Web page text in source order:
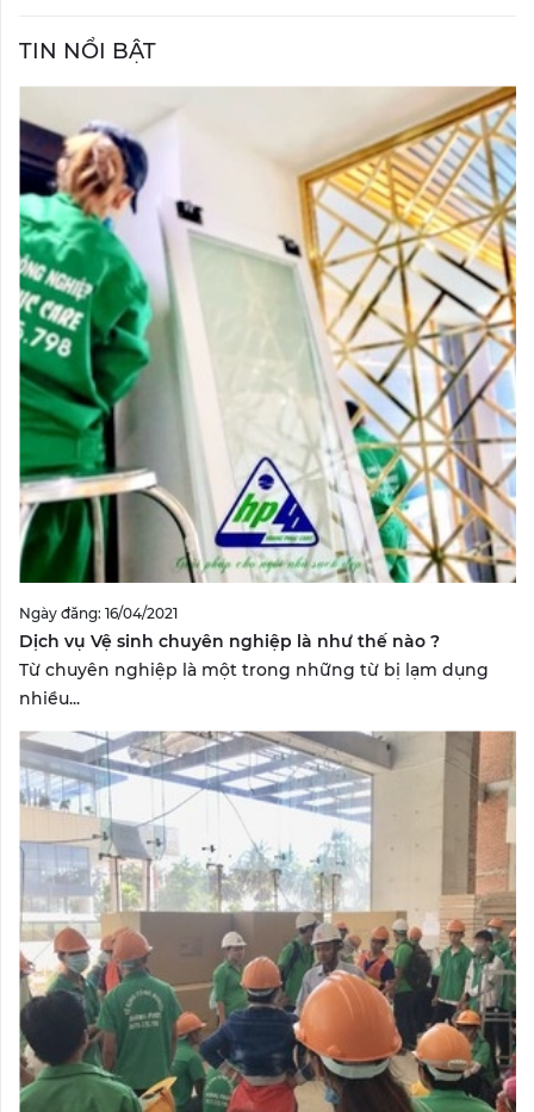
TIN NỔI BẬT
Ngày đăng: 16/04/2021
Dịch vụ Vệ sinh chuyên nghiệp là như thế nào ?
Từ chuyên nghiệp là một trong những từ bị lạm dụng
nhiều...